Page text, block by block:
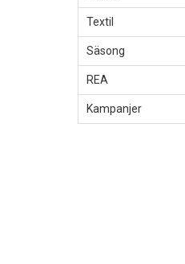
Textil
Säsong
REA
Kampanjer